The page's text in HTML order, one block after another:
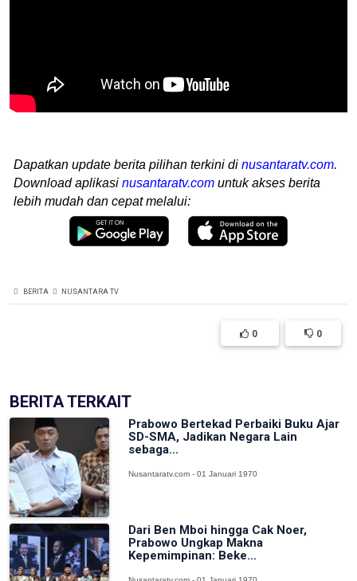
Dapatkan update berita pilihan terkini di nusantaratv.com.
Download aplikasi nusantaratv.com untuk akses berita
lebih mudah dan cepat melalui:
BERITA NUSANTARA TV
0 0
BERITA TERKAIT
Prabowo Bertekad Perbaiki Buku Ajar
SD-SMA, Jadikan Negara Lain
sebaga...
Nusantaratv.com - 01 Januari 1970
Dari Ben Mboi hingga Cak Noer,
Prabowo Ungkap Makna
Kepemimpinan: Beke...